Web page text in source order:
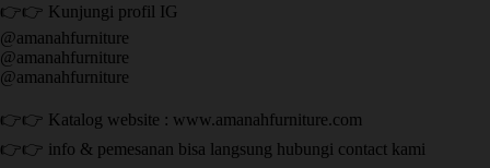
👉👉 Kunjungi profil IG
@amanahfurniture
@amanahfurniture
@amanahfurniture
👉👉 Katalog website : www.amanahfurniture.com
👉👉 info & pemesanan bisa langsung hubungi contact kami